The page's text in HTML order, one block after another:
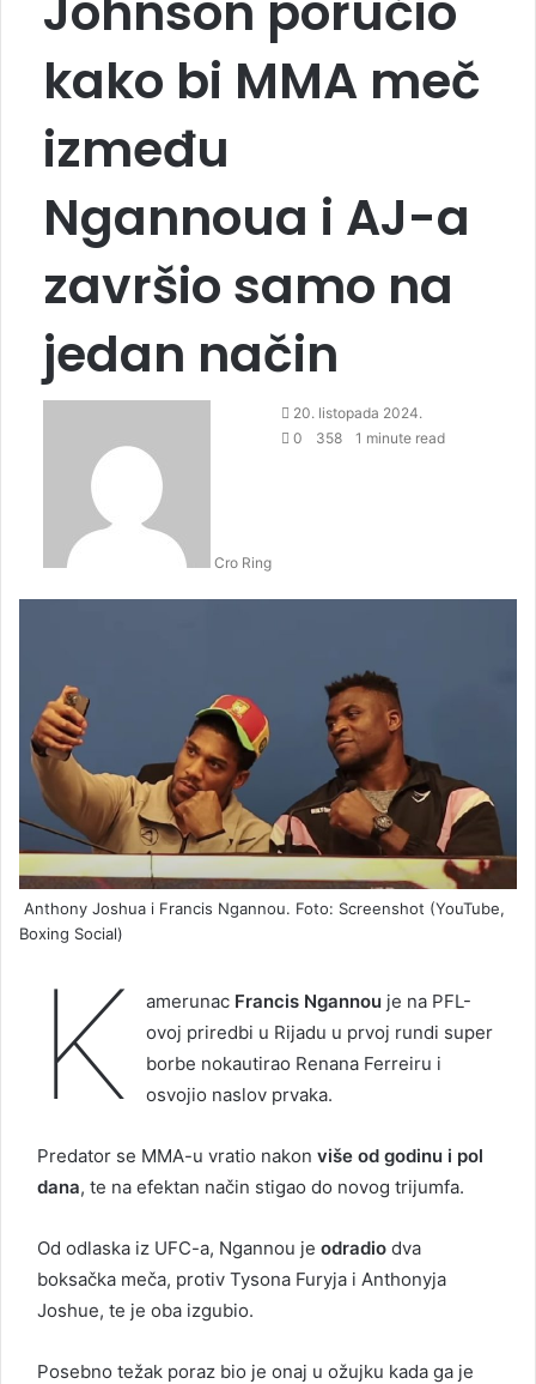
kako bi MMA meč
između
Ngannoua i AJ-a
završio samo na
jedan način
Cro Ring
20. listopada 2024.
0
358 1 minute read
Anthony Joshua i Francis Ngannou. Foto: Screenshot (YouTube,
Boxing Social)
K amerunac Francis Ngannouje na PFL-
ovoj priredbi u Rijadu u prvoj rundi super
borbe nokautirao Renana Ferreiru i
osvojio naslov prvaka.
Predator se MMA-u vratio nakon više od godinu i pol
dana, te na efektan način stigao do novog trijumfa.
Od odlaska iz UFC-a, Ngannou je odradio dva
boksačka meča, protiv Tysona Furyja i Anthonyja
Joshue, te je oba izgubio.
Posebno težak poraz bio je onaj u ožujku kada ga je